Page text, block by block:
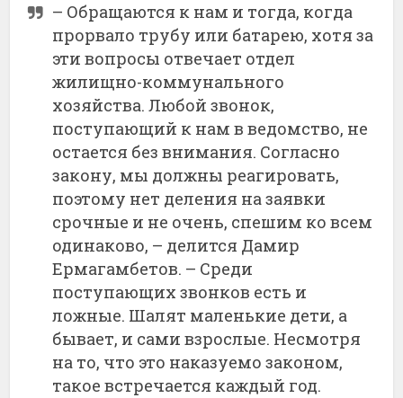
– Обращаются к нам и тогда, когда
прорвало трубу или батарею, хотя за
эти вопросы отвечает отдел
жилищно-коммунального
хозяйства. Любой звонок,
поступающий к нам в ведомство, не
остается без внимания. Согласно
закону, мы должны реагировать,
поэтому нет деления на заявки
срочные и не очень, спешим ко всем
одинаково, – делится Дамир
Ермагамбетов. – Среди
поступающих звонков есть и
ложные. Шалят маленькие дети, а
бывает, и сами взрослые. Несмотря
на то, что это наказуемо законом,
такое встречается каждый год.